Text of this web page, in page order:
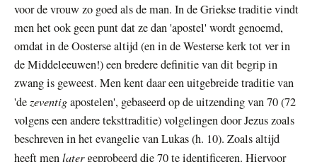
voor de vrouw zo goed als de man. In de Griekse traditie vindt
men het ook geen punt dat ze dan 'apostel' wordt genoemd,
omdat in de Oosterse altijd (en in de Westerse kerk tot ver in
de Middeleeuwen!) een bredere definitie van dit begrip in
zwang is geweest. Men kent daar een uitgebreide traditie van
'de zeventigapostelen', gebaseerd op de uitzending van 70 (72
volgens een andere teksttraditie) volgelingen door Jezus zoals
beschreven in het evangelie van Lukas (h. 10). Zoals altijd
heeft menlatergeprobeerd die 70 te identificeren. Hiervoor